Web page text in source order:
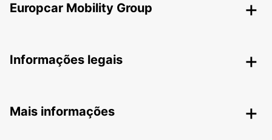
Europcar Mobility Group
Informações legais
Mais informações